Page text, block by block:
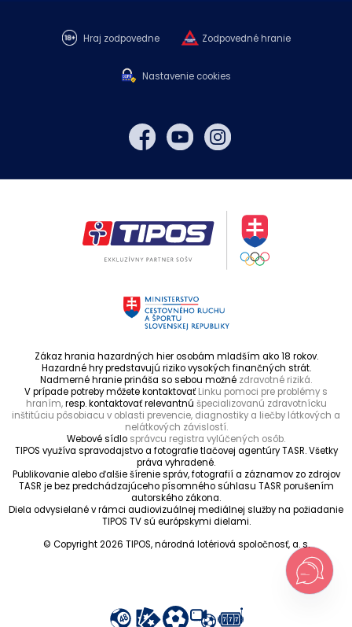
Hraj zodpovedne Zodpovedné hranie
Nastavenie cookies
Zákaz hrania hazardných hier osobám mladším ako 18 rokov.
Hazardné hry predstavujú riziko vysokých finančných strát.
Nadmerné hranie prináša so sebou možné zdravotné riziká.
V prípade potreby môžete kontaktovaťLinku pomoci pre problémy s
hraním,resp. kontaktovať relevantnú špecializovanú zdravotnícku
inštitúciu pôsobiacu v oblasti prevencie, diagnostiky a liečby látkových a
nelátkových závislostí.
Webové sídlo správcu registra vylúčených osôb.
TIPOS využíva spravodajstvo a fotografie tlačovej agentúry TASR. Všetky
práva vyhradené.
Publikovanie alebo ďalšie šírenie správ, fotografií a záznamov zo zdrojov
TASR je bez predchádzajúceho písomného súhlasu TASR porušením
autorského zákona.
Diela odvysielané v rámci audiovizuálnej mediálnej služby na požiadanie
TIPOS TV sú európskymi dielami.
© Copyright 2026 TIPOS, národná lotériová spoločnosť, a. s.